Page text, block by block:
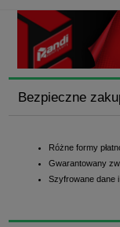
Bezpieczne
Różne formy
Gwarantowany
Szyfrowane dane